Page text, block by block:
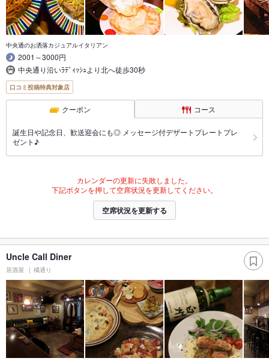
中央通のお洒落カジュアルイタリアン
2001～3000円
中央通り沿いﾗﾃﾞｨｯｼｭより北へ徒歩30秒
口コミ投稿特典対象店
クーポン コース
誕生日や記念日、歓送迎会にも◎ メッセージ付デザートプレートプレ
ゼント♪
カレンダーの更新に失敗しました。
下記ボタンを押して空席状況を更新してください。
空席状況を更新する
Uncle Call Diner
居酒屋 橘通り